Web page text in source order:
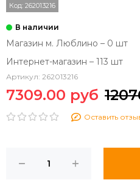
Код: 262013216
Магазин м. Люблино – 0 шт
Интернет-магазин – 113 шт
Артикул: 262013216
7309.00 руб
Оставить